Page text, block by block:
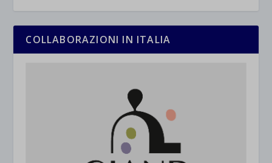
COLLABORAZIONI IN ITALIA